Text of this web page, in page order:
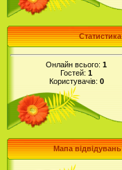
Статистика
Онлайн всього: 1
Гостей: 1
Користувачів: 0
Мапа відвідувань